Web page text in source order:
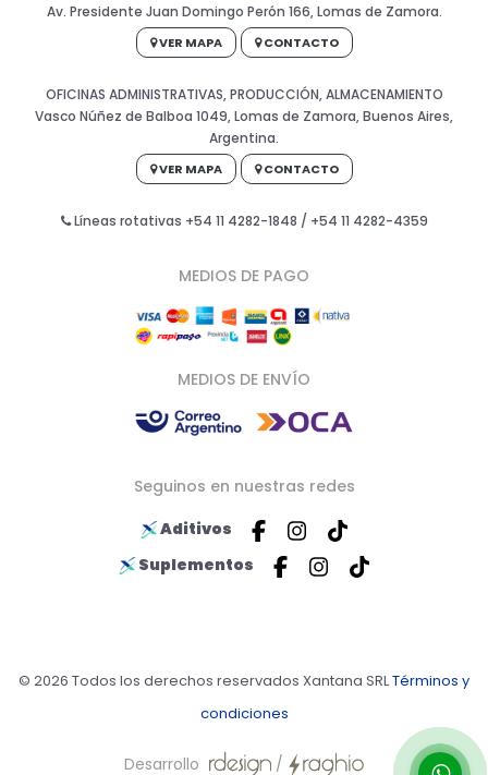
Av. Presidente Juan Domingo Perón 166, Lomas de Zamora.
VER MAPA CONTACTO
OFICINAS ADMINISTRATIVAS, PRODUCCIÓN, ALMACENAMIENTO
Vasco Núñez de Balboa 1049, Lomas de Zamora, Buenos Aires,
Argentina.
VER MAPA CONTACTO
Líneas rotativas +54 11 4282-1848 / +54 11 4282-4359
MEDIOS DE PAGO
MEDIOS DE ENVÍO
Seguinos en nuestras redes
Aditivos
Suplementos
© 2026 Todos los derechos reservados Xantana SRLTérminos y
condiciones
Desarrollo /